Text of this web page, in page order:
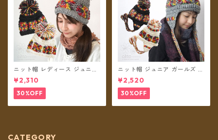
ニット帽 レディース ジュニア
ガールズ クロシェットレイン
ボー ボンボン ネパール ウール
100% フリース裏地付き 帽子
【メール便送料無料】
¥2,310
30%OFF
ニット帽 ジュニア ガールズ キ
ッズ レディースS クロシェッ
トレインボー ボンボン ネパー
ル ウール100% 耳あて 耳つき
フリース裏地付き 帽子 【メー
ル便送料無料】
¥2,520
30%OFF
CATEGORY